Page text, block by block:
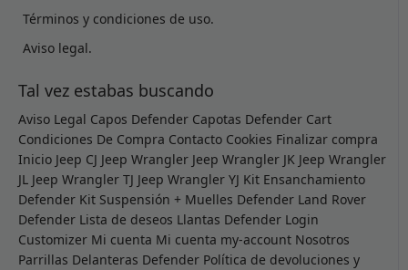
Términos y condiciones de uso.
Aviso legal.
Tal vez estabas buscando
Aviso Legal Capos Defender Capotas Defender Cart
Condiciones De Compra Contacto Cookies Finalizar compra
Inicio Jeep CJ Jeep Wrangler Jeep Wrangler JK Jeep Wrangler
JL Jeep Wrangler TJ Jeep Wrangler YJ Kit Ensanchamiento
Defender Kit Suspensión + Muelles Defender Land Rover
Defender Lista de deseos Llantas Defender Login
Customizer Mi cuenta Mi cuenta my-account Nosotros
Parrillas Delanteras Defender Política de devoluciones y